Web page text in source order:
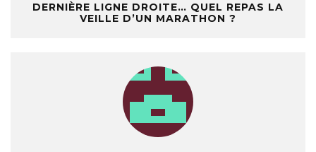
DERNIÈRE LIGNE DROITE… QUEL REPAS LA
VEILLE D’UN MARATHON ?